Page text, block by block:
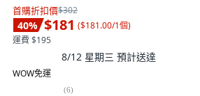
首購折扣價$302
40% $181 ($181.00/1個)
運費 $195
8/12 星期三 預計送達
WOW免運
(6)